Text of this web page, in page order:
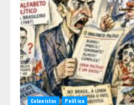
Colunistas Política